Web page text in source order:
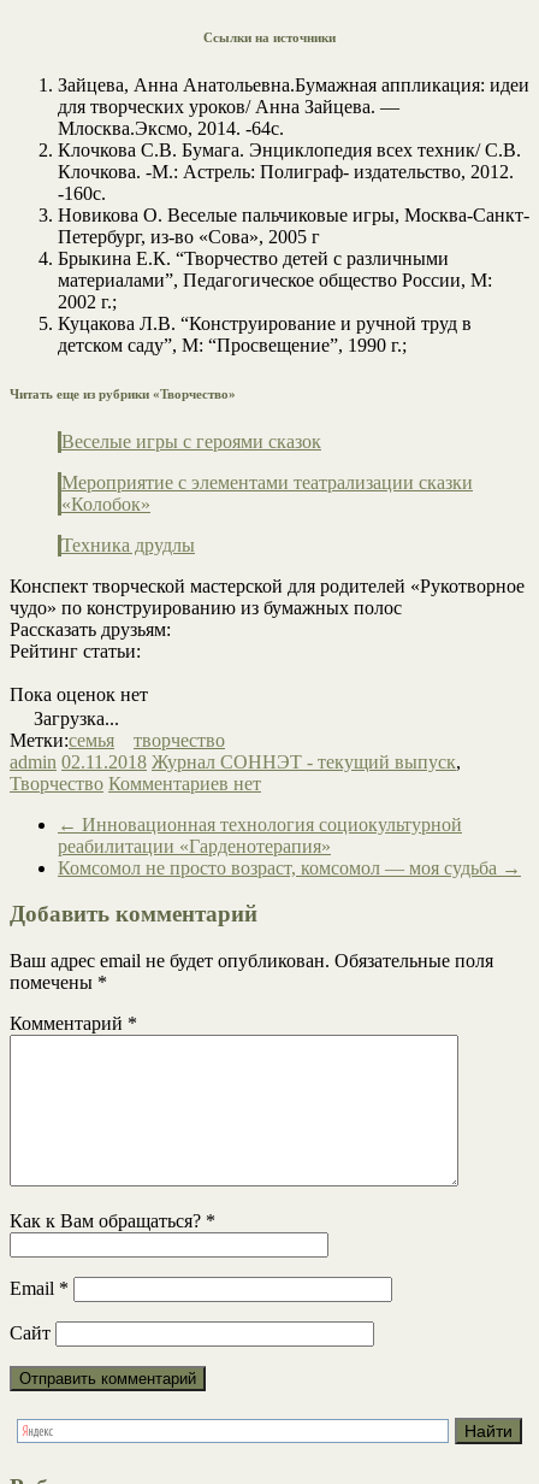
Ссылки на источники
Зайцева, Анна Анатольевна.Бумажная аппликация: идеи
для творческих уроков/ Анна Зайцева. —
Млосква.Эксмо, 2014. -64с.
Клочкова С.В. Бумага. Энциклопедия всех техник/ С.В.
Клочкова. -М.: Астрель: Полиграф- издательство, 2012.
-160с.
Новикова О. Веселые пальчиковые игры, Москва-Санкт-
Петербург, из-во «Сова», 2005 г
Брыкина Е.К. “Творчество детей с различными
материалами”, Педагогическое общество России, М:
2002 г.;
Куцакова Л.В. “Конструирование и ручной труд в
детском саду”, М: “Просвещение”, 1990 г.;
Читать еще из рубрики «Творчество»
Веселые игры с героями сказок
Мероприятие с элементами театрализации сказки
«Колобок»
Техника друдлы
Конспект творческой мастерской для родителей «Рукотворное
чудо» по конструированию из бумажных полос
Рассказать друзьям:
Рейтинг статьи:
Пока оценок нет
Загрузка...
Метки:семья
творчество
admin 02.11.2018 Журнал СОННЭТ - текущий выпуск,
Творчество Комментариев нет
← Инновационная технология социокультурной
реабилитации «Гарденотерапия»
Комсомол не просто возраст, комсомол — моя судьба →
Добавить комментарий
Ваш адрес email не будет опубликован. Обязательные поля
помечены *
Комментарий *
Как к Вам обращаться? *
Email *
Сайт